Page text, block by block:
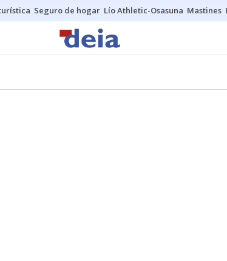
Seguro de hogar Lío Athletic-Osasuna Mastines